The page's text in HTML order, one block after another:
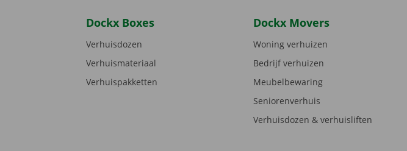
Dockx Boxes
Verhuisdozen
Verhuismateriaal
Verhuispakketten
Dockx Movers
Woning verhuizen
Bedrijf verhuizen
Meubelbewaring
Seniorenverhuis
Verhuisdozen & verhuisliften